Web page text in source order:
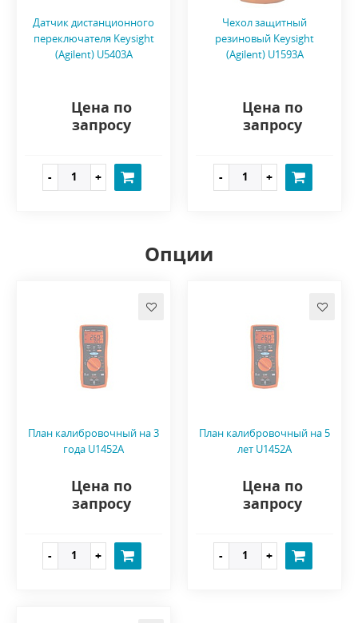
Датчик дистанционного
переключателя Keysight
(Agilent) U5403A
Цена по
запросу
Чехол защитный
резиновый Keysight
(Agilent) U1593A
Цена по
запросу
Опции
План калибровочный на 3
года U1452A
Цена по
запросу
План калибровочный на 5
лет U1452A
Цена по
запросу